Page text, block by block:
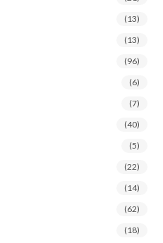
(13)
(13)
(96)
(6)
(7)
(40)
(5)
(22)
(14)
(62)
(18)